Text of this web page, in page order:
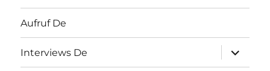
Aufruf De
Interviews De
öffnen